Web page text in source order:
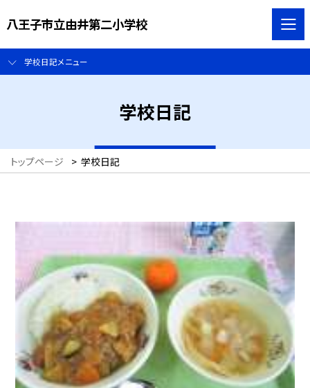
八王子市立由井第二小学校
学校日記メニュー
学校日記
トップページ > 学校日記